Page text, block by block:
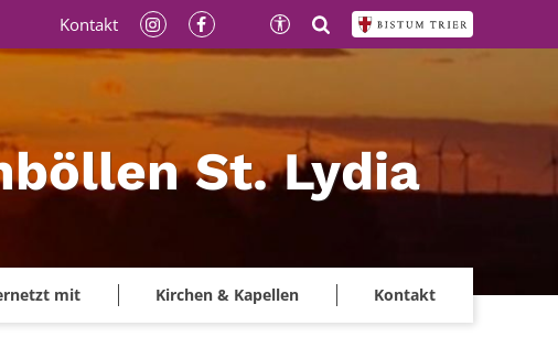
St. Lydia
mit Kirchen & Kapellen Kontakt
Kontakt